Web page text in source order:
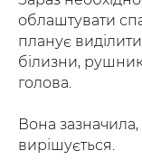
облаштувати
планує
білизни,
голова.
Вона
вирішується.